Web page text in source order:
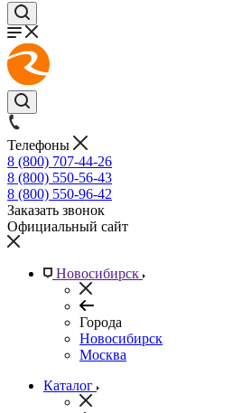
Телефоны
8 (800) 707-44-26
8 (800) 550-56-43
8 (800) 550-96-42
Заказать звонок
Официальный сайт
Новосибирск
Города
Новосибирск
Москва
Каталог